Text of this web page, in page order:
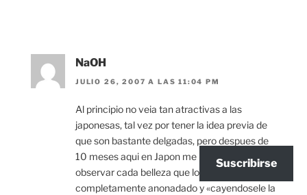
NaOH
JULIO 26, 2007 A LAS 11:04 PM
Al principio no veia tan atractivas a las
japonesas, tal vez por tener la idea previa de
que son bastante delgadas, pero despues de
10 meses aqui en Japon me ha tocado
observar cada belleza que lo dejan a uno
completamente anonadado y «cayendosele la
Suscribirse